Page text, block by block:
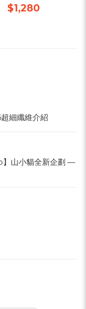
$1,280
細纖維介紹
山小貓全新企劃 —